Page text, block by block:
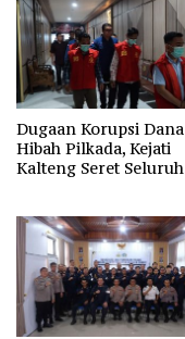
Dugaan Korupsi Dana
Hibah Pilkada, Kejati
Kalteng Seret Seluruh